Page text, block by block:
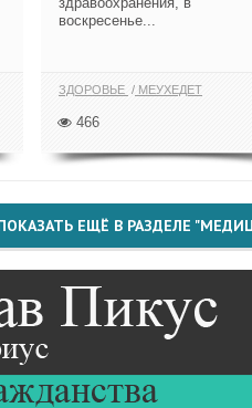
воскресенье...
ЗДОРОВЬЕ МЕУХЕДЕТ
466
ЕЩЁ В РАЗДЕЛЕ